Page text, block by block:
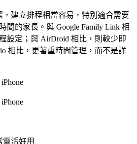
，建立排程相當容易，特別適合需要
間的家長。與 Google Family Link 相
設定；與 AirDroid 相比，則較少即
相比，更著重時間管理，而不是詳
靈活好用